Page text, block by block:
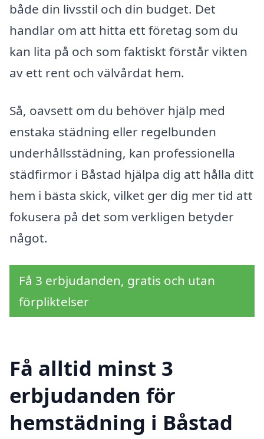
både din livsstil och din budget. Det
handlar om att hitta ett företag som du
kan lita på och som faktiskt förstår vikten
av ett rent och välvårdat hem.
Så, oavsett om du behöver hjälp med
enstaka städning eller regelbunden
underhållsstädning, kan professionella
städfirmor i Båstad hjälpa dig att hålla ditt
hem i bästa skick, vilket ger dig mer tid att
fokusera på det som verkligen betyder
något.
Få 3 erbjudanden, gratis och utan
förpliktelser
Få alltid minst 3
erbjudanden för
hemstädning i Båstad